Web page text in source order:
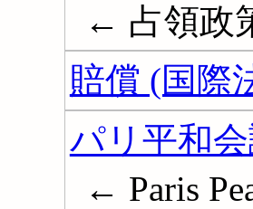
← 占領政
賠償 (国際
パリ平和
← Paris